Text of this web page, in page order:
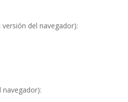
del navegador):
navegador):